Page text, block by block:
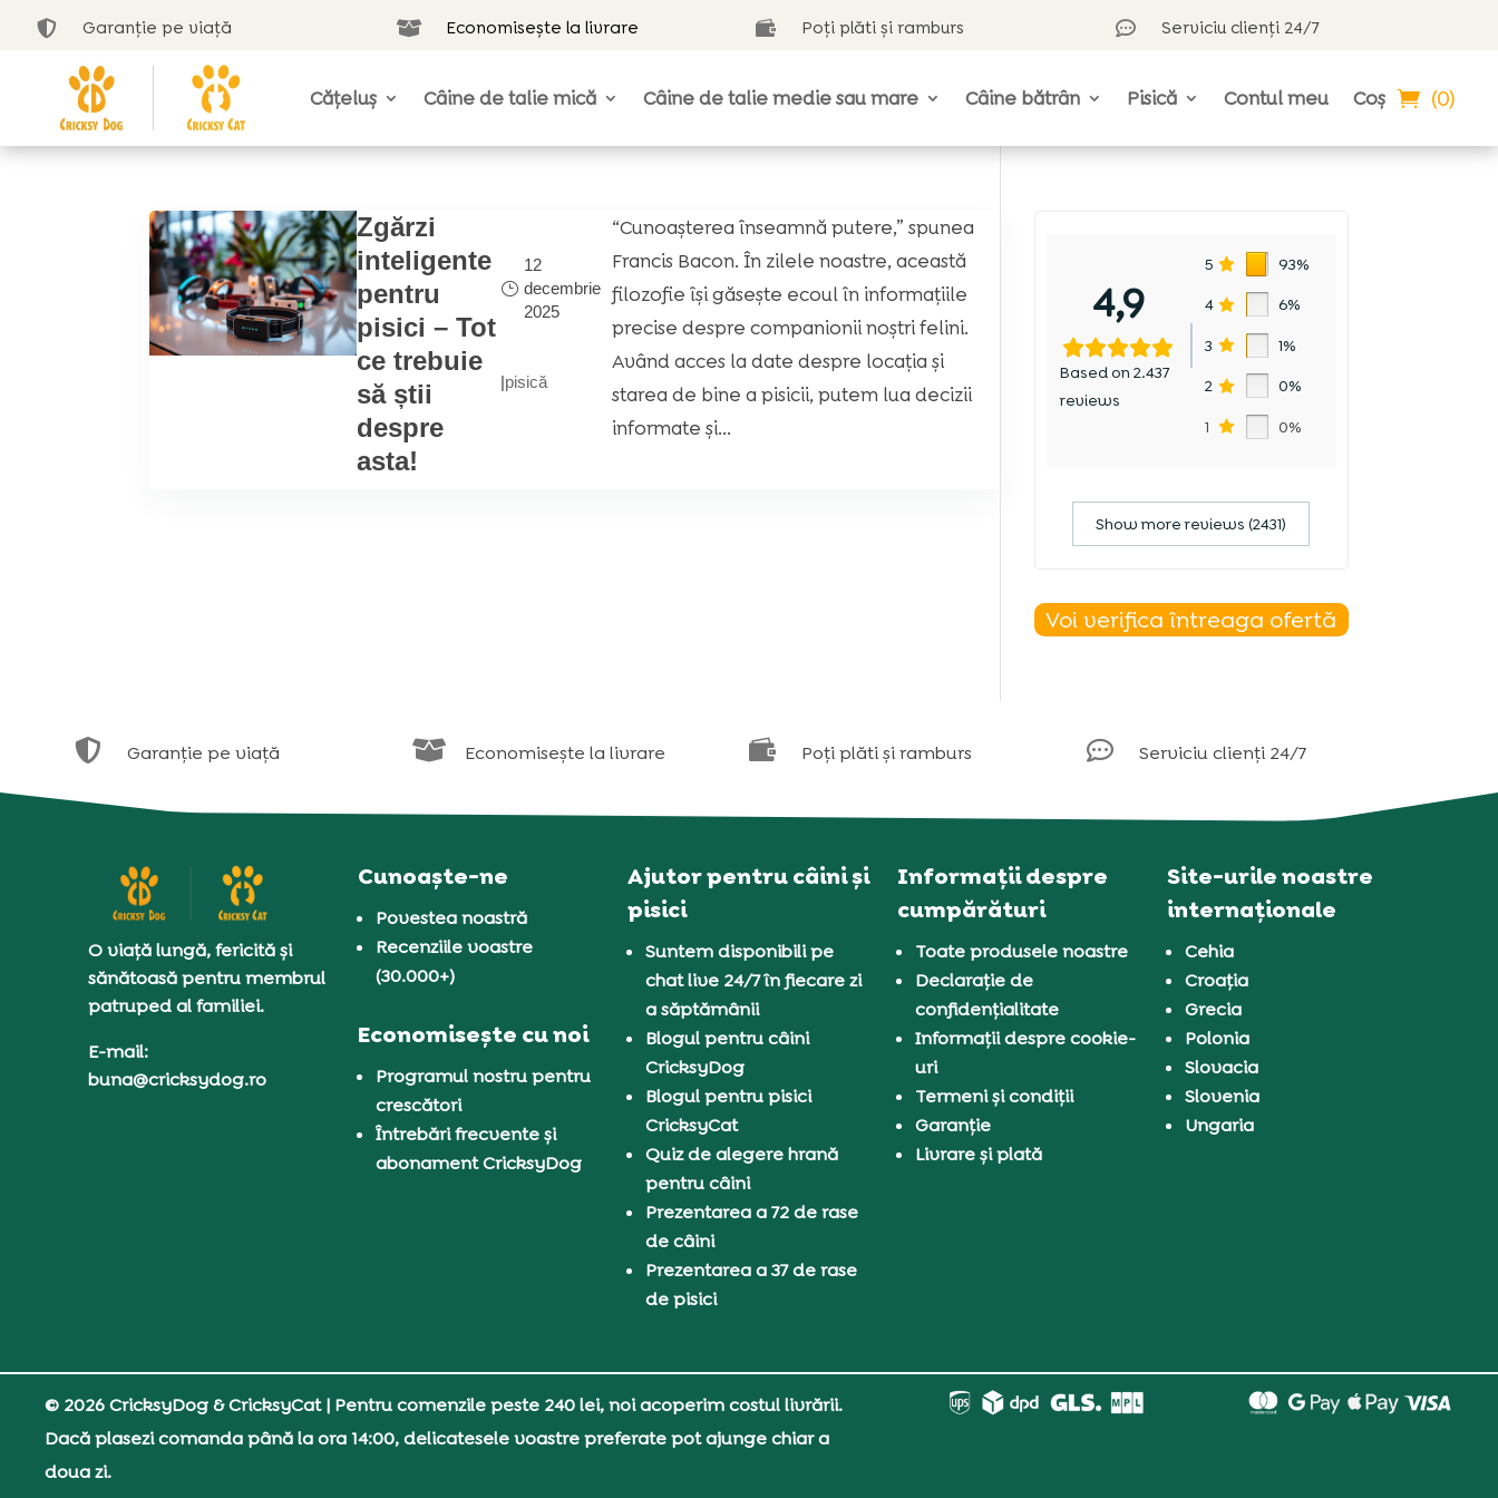
 Garanție pe viață  Economisește la livrare  Poți plăti și ramburs  Serviciu clienți 24/7
Cățeluș Câine de talie mică Câine de talie medie sau mare Câine bătrân Pisică Contul meu Coș (0)
Zgărzi
inteligente
pentru
pisici – Tot
ce trebuie
să știi
despre
asta!
12
decembrie
2025
|pisică
“Cunoașterea înseamnă putere,” spunea
Francis Bacon. În zilele noastre, această
filozofie își găsește ecoul în informațiile
precise despre companionii noștri felini.
Având acces la date despre locația și
starea de bine a pisicii, putem lua decizii
informate și...
4,9
Based on 2.437
reviews
5 93%
4 6%
3 1%
2 0%
1 0%
Show more reviews (2431)
Voi verifica întreaga ofertă
 Garanție pe viață  Economisește la livrare  Poți plăti și ramburs  Serviciu clienți 24/7
O viață lungă, fericită și
sănătoasă pentru membrul
patruped al familiei.
E-mail:
buna@cricksydog.ro
Cunoaște-ne
Povestea noastră
Recenziile voastre
(30.000+)
Economisește cu noi
Programul nostru pentru
crescători
Întrebări frecvente și
abonament CricksyDog
Ajutor pentru câini și
pisici
Suntem disponibili pe
chat live 24/7 în fiecare zi
a săptămânii
Blogul pentru câini
CricksyDog
Blogul pentru pisici
CricksyCat
Quiz de alegere hrană
pentru câini
Prezentarea a 72 de rase
de câini
Prezentarea a 37 de rase
de pisici
Informații despre
cumpărături
Toate produsele noastre
Declarație de
confidențialitate
Informații despre cookie-
uri
Termeni și condiții
Garanție
Livrare și plată
Site-urile noastre
internaționale
Cehia
Croația
Grecia
Polonia
Slovacia
Slovenia
Ungaria
© 2026 CricksyDog & CricksyCat| Pentru comenzile peste 240 lei, noi acoperim costul livrării.
Dacă plasezi comanda până la ora 14:00, delicatesele voastre preferate pot ajunge chiar a
doua zi.